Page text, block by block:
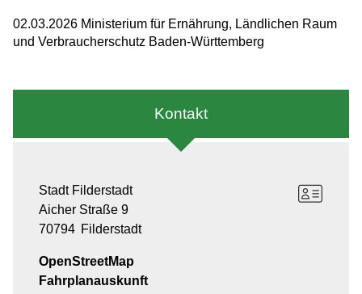
02.03.2026 Ministerium für Ernährung, Ländlichen Raum
und Verbraucherschutz Baden-Württemberg
Kontakt
Stadt Filderstadt
Aicher Straße 9
70794 Filderstadt
OpenStreetMap
Fahrplanauskunft